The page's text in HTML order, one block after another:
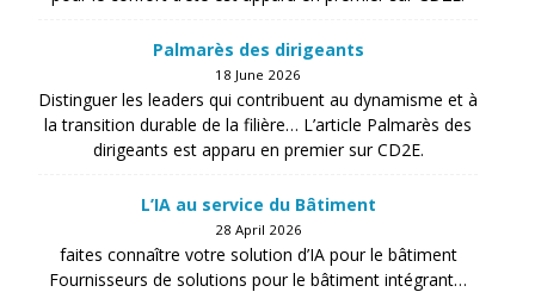
Palmarès des dirigeants
18 June 2026
Distinguer les leaders qui contribuent au dynamisme et à
la transition durable de la filière… L’article Palmarès des
dirigeants est apparu en premier sur CD2E.
L’IA au service du Bâtiment
28 April 2026
faites connaître votre solution d’IA pour le bâtiment
Fournisseurs de solutions pour le bâtiment intégrant…